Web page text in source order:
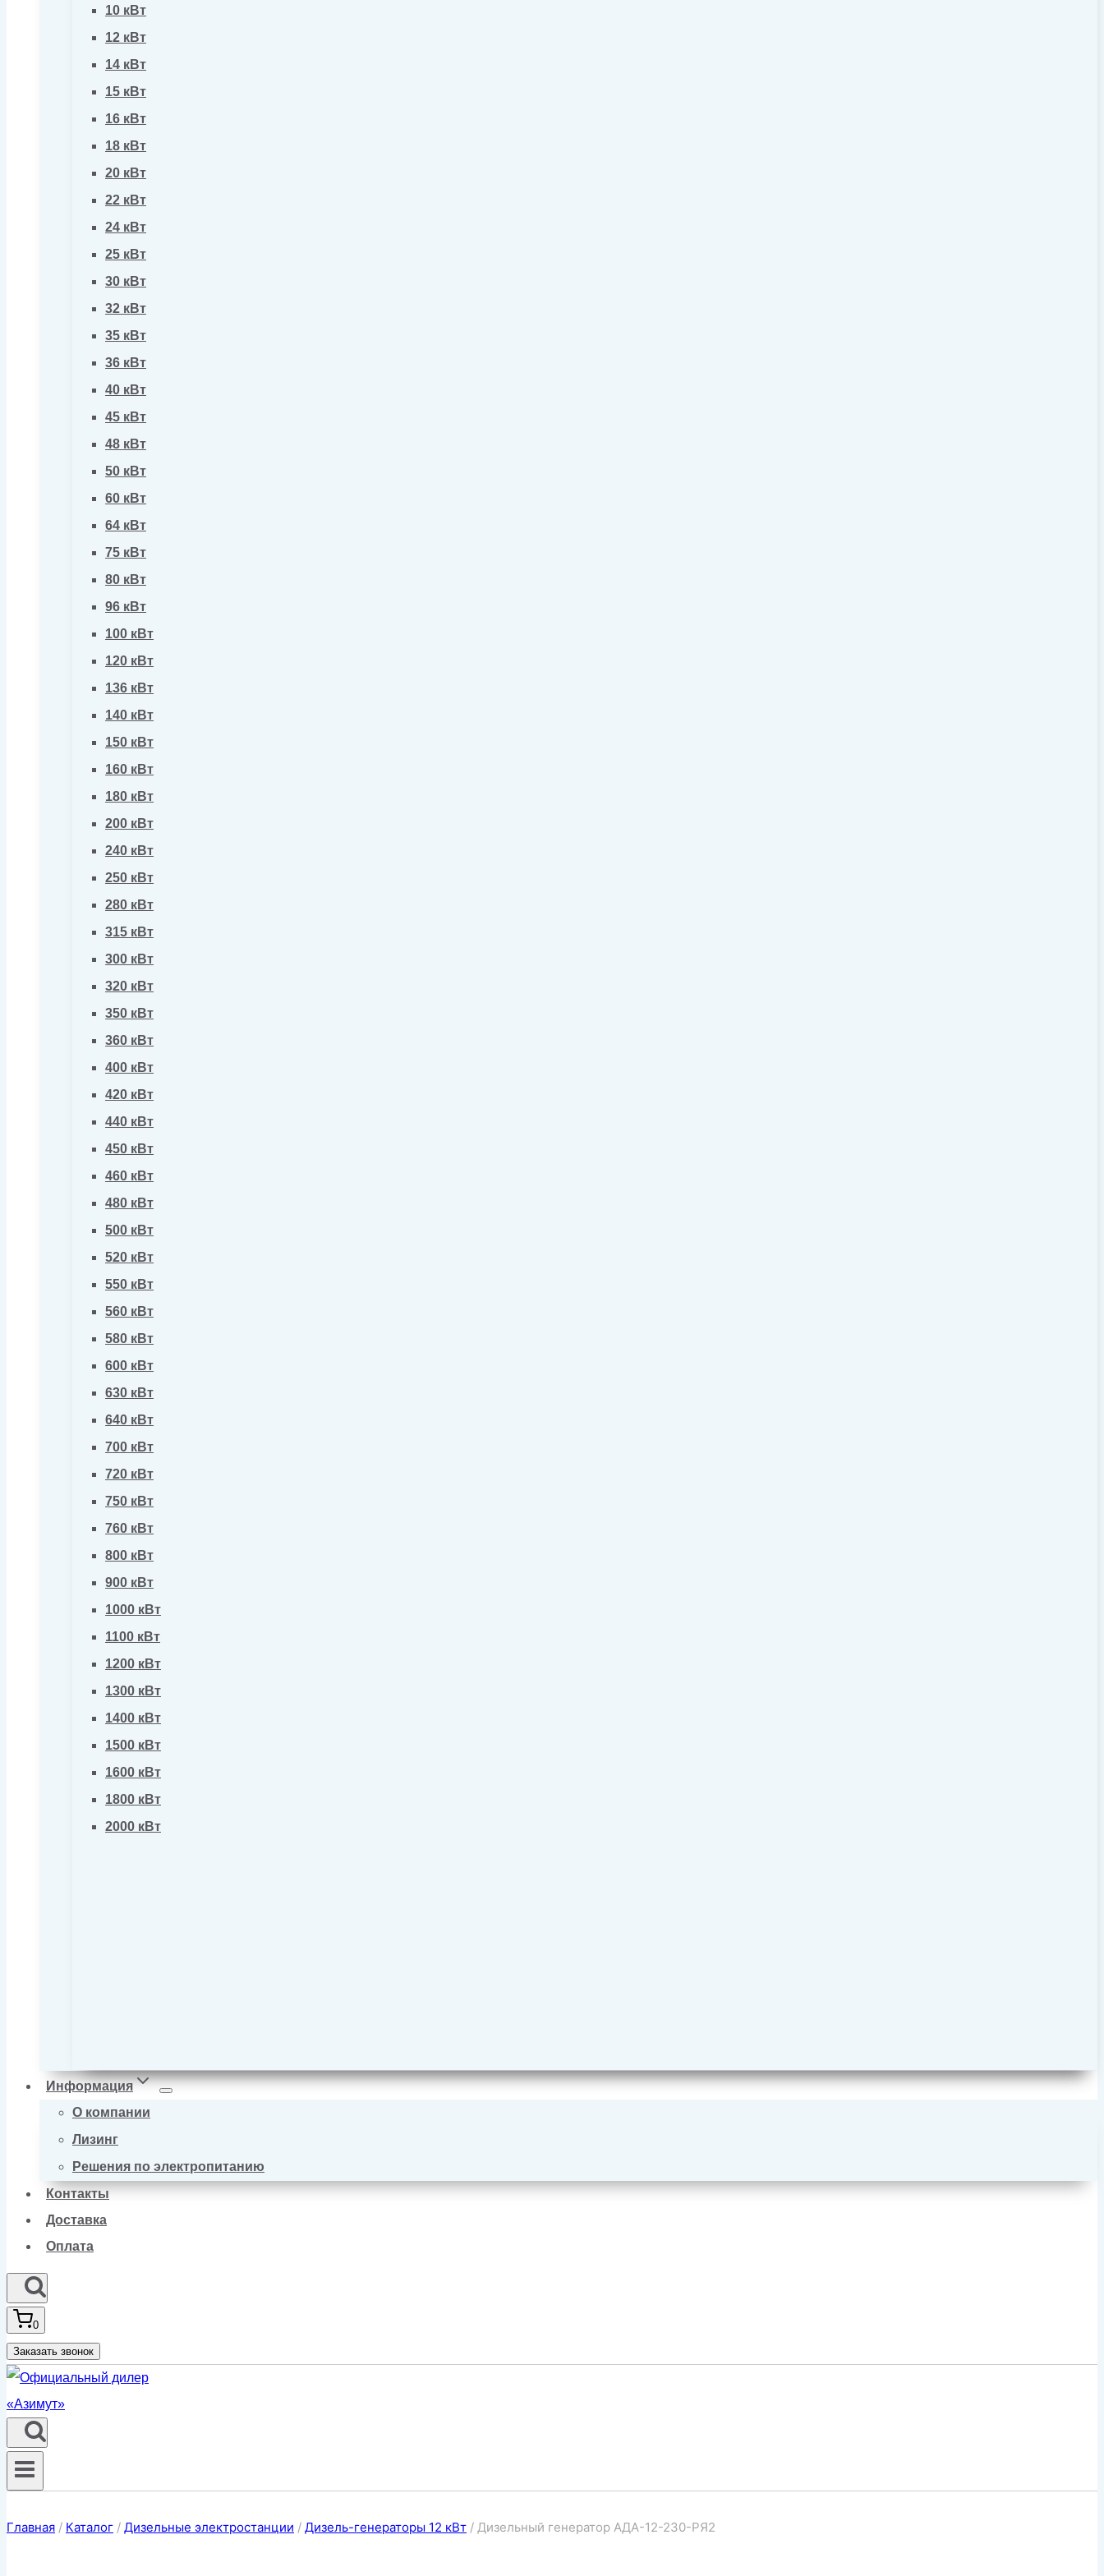
10 кВт
12 кВт
14 кВт
15 кВт
16 кВт
18 кВт
20 кВт
22 кВт
24 кВт
25 кВт
30 кВт
32 кВт
35 кВт
36 кВт
40 кВт
45 кВт
48 кВт
50 кВт
60 кВт
64 кВт
75 кВт
80 кВт
96 кВт
100 кВт
120 кВт
136 кВт
140 кВт
150 кВт
160 кВт
180 кВт
200 кВт
240 кВт
250 кВт
280 кВт
315 кВт
300 кВт
320 кВт
350 кВт
360 кВт
400 кВт
420 кВт
440 кВт
450 кВт
460 кВт
480 кВт
500 кВт
520 кВт
550 кВт
560 кВт
580 кВт
600 кВт
630 кВт
640 кВт
700 кВт
720 кВт
750 кВт
760 кВт
800 кВт
900 кВт
1000 кВт
1100 кВт
1200 кВт
1300 кВт
1400 кВт
1500 кВт
1600 кВт
1800 кВт
2000 кВт
Информация
О компании
Лизинг
Решения по электропитанию
Контакты
Доставка
Оплата
0
Заказать звонок
Главная / Каталог / Дизельные электростанции / Дизель-генераторы 12 кВт / Дизельный генератор АДА-12-230-РЯ2